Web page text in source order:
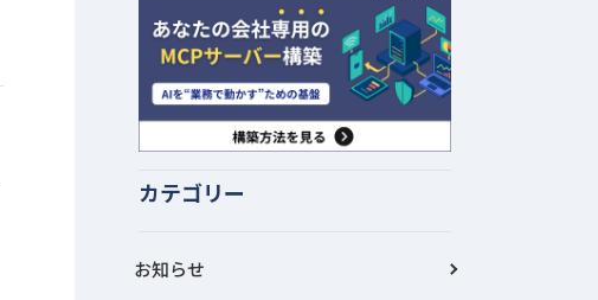
カテゴリー
お知らせ